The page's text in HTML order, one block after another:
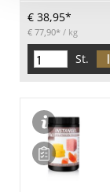
€ 38,95*
€ 77,90* / kg
St.